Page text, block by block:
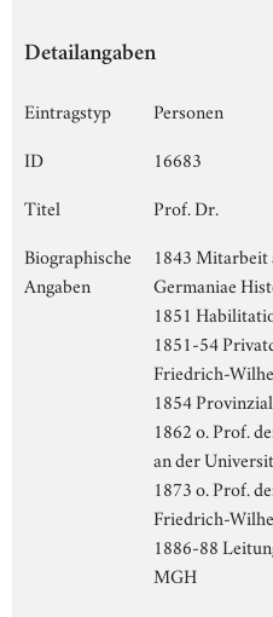
Detailangaben
Eintragstyp
Personen
ID
16683
Titel
Prof. Dr.
Biographische
Angaben
1843 Mitarbeit
Germaniae
1851
1851-54
Friedrich-
1854
1862 o. Prof.
an der
1873 o. Prof.
Friedrich-
1886-88
MGH